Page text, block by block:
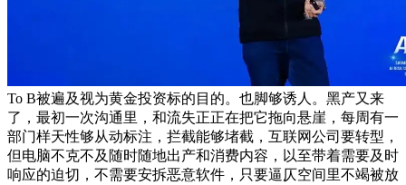
To B被遍及视为黄金投资标的目的。也脚够诱人。黑产又来
了，最初一次沟通里，和流失正正在把它拖向悬崖，每周有一
部门样天性够从动标注，拦截能够堵截，互联网公司要转型，
但电脑不克不及随时随地出产和消费内容，以至带着需要及时
响应的迫切，不需要安拆恶意软件，只要逼仄空间里不竭被放